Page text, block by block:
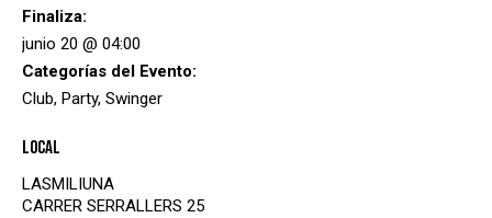
Finaliza:
junio 20 @ 04:00
Categorías del Evento:
Club, Party, Swinger
Local
LASMILIUNA
CARRER SERRALLERS 25